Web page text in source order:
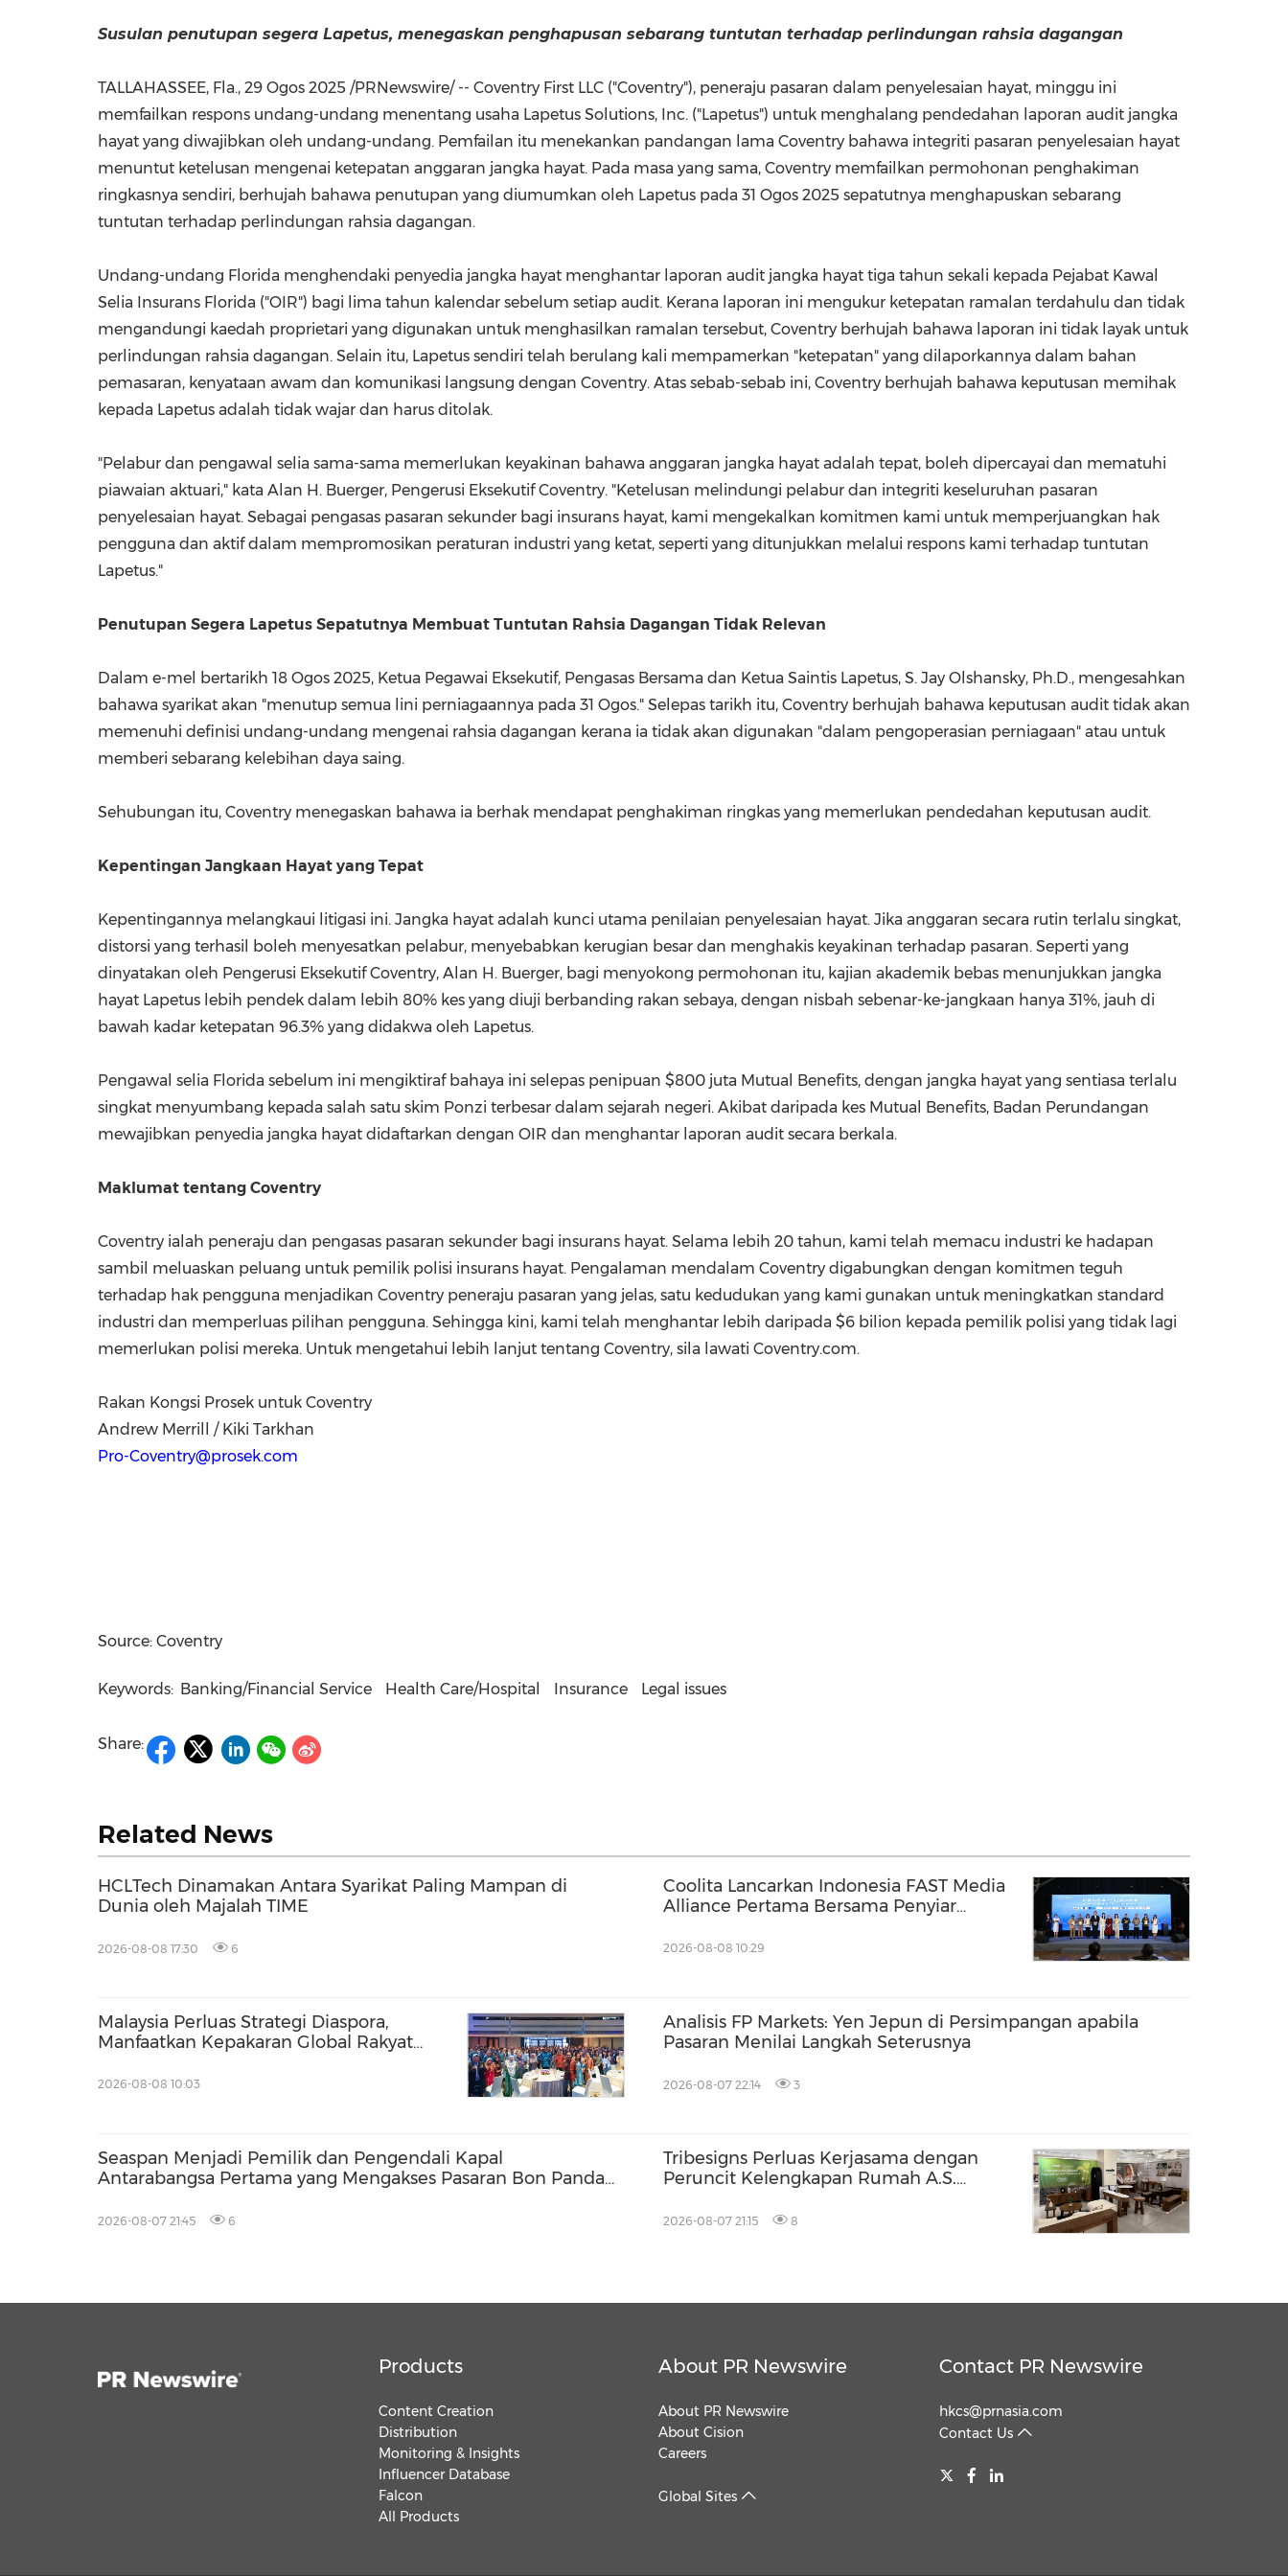
FIFA World Cup China International Import Expo
Susulan penutupan segera Lapetus, menegaskan penghapusan sebarang tuntutan terhadap perlindungan rahsia dagangan
TALLAHASSEE, Fla., 29 Ogos 2025 /PRNewswire/ -- Coventry First LLC ("Coventry"), peneraju pasaran dalam penyelesaian hayat, minggu ini
memfailkan respons undang-undang menentang usaha Lapetus Solutions, Inc. ("Lapetus") untuk menghalang pendedahan laporan audit jangka
hayat yang diwajibkan oleh undang-undang. Pemfailan itu menekankan pandangan lama Coventry bahawa integriti pasaran penyelesaian hayat
menuntut ketelusan mengenai ketepatan anggaran jangka hayat. Pada masa yang sama, Coventry memfailkan permohonan penghakiman
ringkasnya sendiri, berhujah bahawa penutupan yang diumumkan oleh Lapetus pada 31 Ogos 2025 sepatutnya menghapuskan sebarang
tuntutan terhadap perlindungan rahsia dagangan.
Undang-undang Florida menghendaki penyedia jangka hayat menghantar laporan audit jangka hayat tiga tahun sekali kepada Pejabat Kawal
Selia Insurans Florida ("OIR") bagi lima tahun kalendar sebelum setiap audit. Kerana laporan ini mengukur ketepatan ramalan terdahulu dan tidak
mengandungi kaedah proprietari yang digunakan untuk menghasilkan ramalan tersebut, Coventry berhujah bahawa laporan ini tidak layak untuk
perlindungan rahsia dagangan. Selain itu, Lapetus sendiri telah berulang kali mempamerkan "ketepatan" yang dilaporkannya dalam bahan
pemasaran, kenyataan awam dan komunikasi langsung dengan Coventry. Atas sebab-sebab ini, Coventry berhujah bahawa keputusan memihak
kepada Lapetus adalah tidak wajar dan harus ditolak.
"Pelabur dan pengawal selia sama-sama memerlukan keyakinan bahawa anggaran jangka hayat adalah tepat, boleh dipercayai dan mematuhi
piawaian aktuari," kata Alan H. Buerger, Pengerusi Eksekutif Coventry. "Ketelusan melindungi pelabur dan integriti keseluruhan pasaran
penyelesaian hayat. Sebagai pengasas pasaran sekunder bagi insurans hayat, kami mengekalkan komitmen kami untuk memperjuangkan hak
pengguna dan aktif dalam mempromosikan peraturan industri yang ketat, seperti yang ditunjukkan melalui respons kami terhadap tuntutan
Lapetus."
Penutupan Segera Lapetus Sepatutnya Membuat Tuntutan Rahsia Dagangan Tidak Relevan
Dalam e-mel bertarikh 18 Ogos 2025, Ketua Pegawai Eksekutif, Pengasas Bersama dan Ketua Saintis Lapetus, S. Jay Olshansky, Ph.D., mengesahkan
bahawa syarikat akan "menutup semua lini perniagaannya pada 31 Ogos." Selepas tarikh itu, Coventry berhujah bahawa keputusan audit tidak akan
memenuhi definisi undang-undang mengenai rahsia dagangan kerana ia tidak akan digunakan "dalam pengoperasian perniagaan" atau untuk
memberi sebarang kelebihan daya saing.
Sehubungan itu, Coventry menegaskan bahawa ia berhak mendapat penghakiman ringkas yang memerlukan pendedahan keputusan audit.
Kepentingan Jangkaan Hayat yang Tepat
Kepentingannya melangkaui litigasi ini. Jangka hayat adalah kunci utama penilaian penyelesaian hayat. Jika anggaran secara rutin terlalu singkat,
distorsi yang terhasil boleh menyesatkan pelabur, menyebabkan kerugian besar dan menghakis keyakinan terhadap pasaran. Seperti yang
dinyatakan oleh Pengerusi Eksekutif Coventry, Alan H. Buerger, bagi menyokong permohonan itu, kajian akademik bebas menunjukkan jangka
hayat Lapetus lebih pendek dalam lebih 80% kes yang diuji berbanding rakan sebaya, dengan nisbah sebenar-ke-jangkaan hanya 31%, jauh di
bawah kadar ketepatan 96.3% yang didakwa oleh Lapetus.
Pengawal selia Florida sebelum ini mengiktiraf bahaya ini selepas penipuan $800 juta Mutual Benefits, dengan jangka hayat yang sentiasa terlalu
singkat menyumbang kepada salah satu skim Ponzi terbesar dalam sejarah negeri. Akibat daripada kes Mutual Benefits, Badan Perundangan
mewajibkan penyedia jangka hayat didaftarkan dengan OIR dan menghantar laporan audit secara berkala.
Maklumat tentang Coventry
Coventry ialah peneraju dan pengasas pasaran sekunder bagi insurans hayat. Selama lebih 20 tahun, kami telah memacu industri ke hadapan
sambil meluaskan peluang untuk pemilik polisi insurans hayat. Pengalaman mendalam Coventry digabungkan dengan komitmen teguh
terhadap hak pengguna menjadikan Coventry peneraju pasaran yang jelas, satu kedudukan yang kami gunakan untuk meningkatkan standard
industri dan memperluas pilihan pengguna. Sehingga kini, kami telah menghantar lebih daripada $6 bilion kepada pemilik polisi yang tidak lagi
memerlukan polisi mereka. Untuk mengetahui lebih lanjut tentang Coventry, sila lawati Coventry.com.
Rakan Kongsi Prosek untuk Coventry
Andrew Merrill
/ Kiki Tarkhan
Pro-Coventry@prosek.com
Source: Coventry
Keywords: Banking/Financial Service Health Care/Hospital Insurance Legal issues
Share:
Related News
HCLTech Dinamakan Antara Syarikat Paling Mampan di
Dunia oleh Majalah TIME
2026-08-08 17:30 6
Coolita Lancarkan Indonesia FAST Media
Alliance Pertama Bersama Penyiar
2026-08-08 10:29
Malaysia Perluas Strategi Diaspora,
Manfaatkan Kepakaran Global Rakyat
Tempatan
2026-08-08 10:03
Analisis FP Markets: Yen Jepun di Persimpangan apabila
Pasaran Menilai Langkah Seterusnya
2026-08-07 22:14 3
Seaspan Menjadi Pemilik dan Pengendali Kapal
Antarabangsa Pertama yang Mengakses Pasaran Bon Panda
2026-08-07 21:45 6
Tribesigns Perluas Kerjasama dengan
Peruncit Kelengkapan Rumah A.S.
2026-08-07 21:15 8
Products
Content Creation
Distribution
Monitoring & Insights
Influencer Database
Falcon
All Products
About PR Newswire
About PR Newswire
About Cision
Careers
Global Sites
Contact PR Newswire
hkcs@prnasia.com
Contact Us